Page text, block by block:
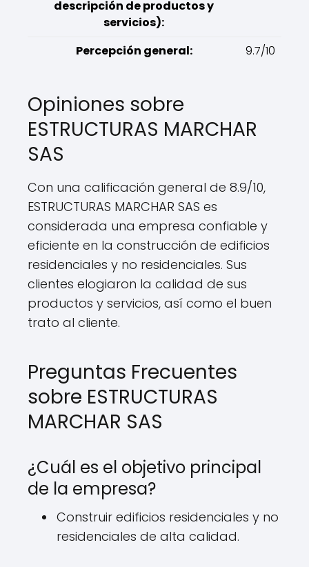
descripción de productos y
servicios):
Percepción general:
9.7/10
Opiniones sobre
ESTRUCTURAS MARCHAR
SAS
Con una calificación general de 8.9/10,
ESTRUCTURAS MARCHAR SAS es
considerada una empresa confiable y
eficiente en la construcción de edificios
residenciales y no residenciales. Sus
clientes elogiaron la calidad de sus
productos y servicios, así como el buen
trato al cliente.
Preguntas Frecuentes
sobre ESTRUCTURAS
MARCHAR SAS
¿Cuál es el objetivo principal
de la empresa?
Construir edificios residenciales y no
residenciales de alta calidad.